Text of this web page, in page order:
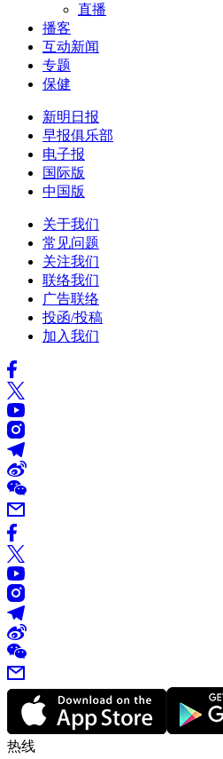
直播
播客
互动新闻
专题
保健
新明日报
早报俱乐部
电子报
国际版
中国版
关于我们
常见问题
关注我们
联络我们
广告联络
投函/投稿
加入我们
热线